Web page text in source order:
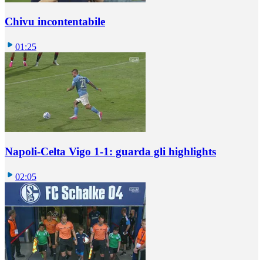
Chivu incontentabile
01:25
Napoli-Celta Vigo 1-1: guarda gli highlights
02:05